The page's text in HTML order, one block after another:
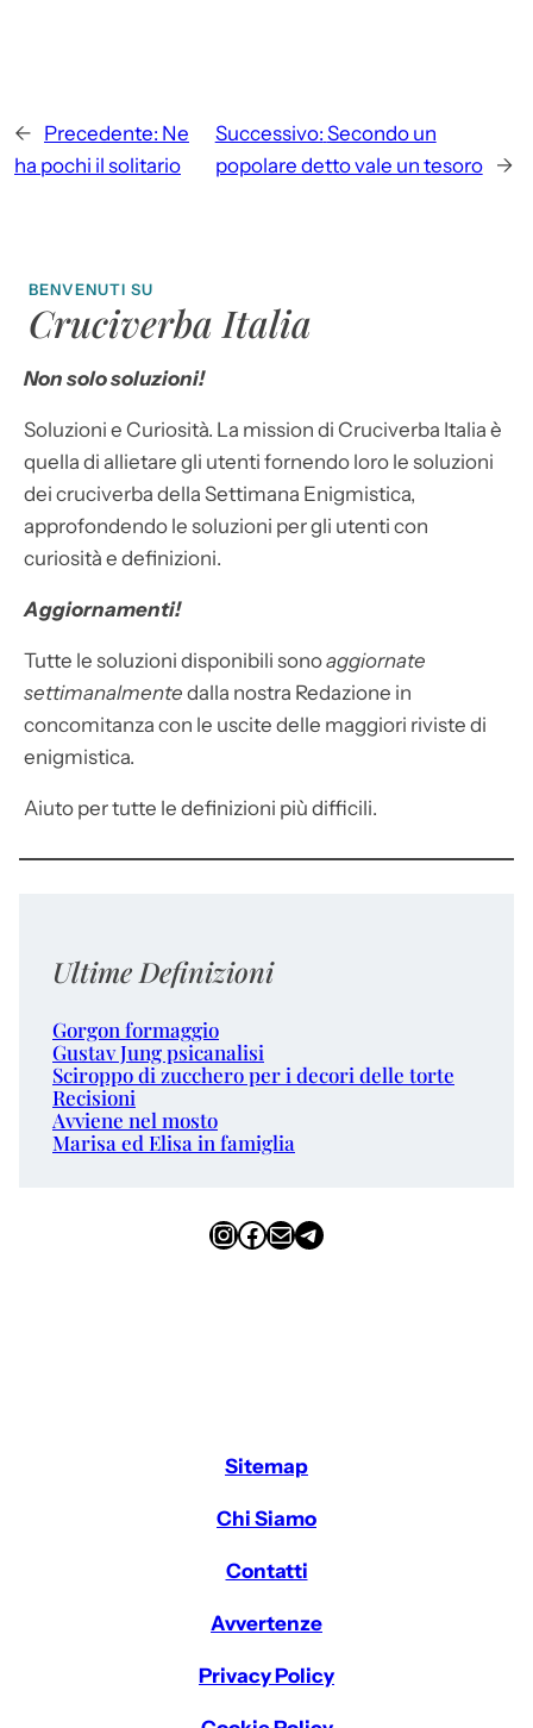
← Precedente: Ne
ha pochi il solitario
Successivo: Secondo un
popolare detto vale un tesoro
→
BENVENUTI SU
Cruciverba Italia
Non solo soluzioni!
Soluzioni e Curiosità. La mission di Cruciverba Italia è
quella di allietare gli utenti fornendo loro le soluzioni
dei cruciverba della Settimana Enigmistica,
approfondendo le soluzioni per gli utenti con
curiosità e definizioni.
Aggiornamenti!
Tutte le soluzioni disponibili sonoaggiornate
settimanalmente dalla nostra Redazione in
concomitanza con le uscite delle maggiori riviste di
enigmistica.
Aiuto per tutte le definizioni più difficili.
Ultime Definizioni
Gorgon formaggio
Gustav Jung psicanalisi
Sciroppo di zucchero per i decori delle torte
Recisioni
Avviene nel mosto
Marisa ed Elisa in famiglia
InstagramFacebook Email Telegram
Sitemap
Chi Siamo
Contatti
Avvertenze
Privacy Policy